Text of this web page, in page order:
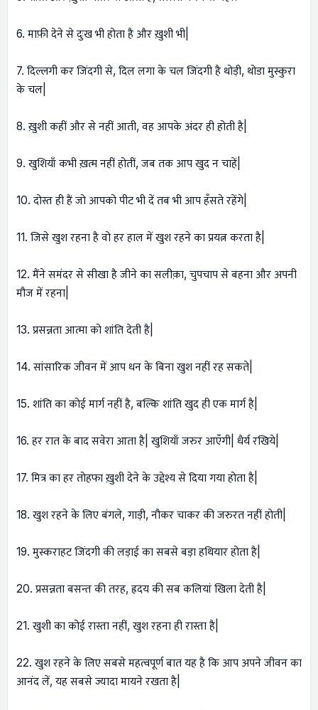
6. माफ़ी देने से दुःख भी होता है और ख़ुशी भी|
7. दिल्लगी कर जिंदगी से, दिल लगा के चल जिंदगी है थोड़ी, थोडा मुस्कुरा
के चल|
8. ख़ुशी कहीं और से नहीं आती, वह आपके अंदर ही होती है|
9. खुशियाँ कभी ख़त्म नहीं होतीं, जब तक आप खुद न चाहें|
10. दोस्त ही हैं जो आपको पीट भी दें तब भी आप हँसते रहेंगे|
11. जिसे खुश रहना है वो हर हाल में खुश रहने का प्रयत्न करता है|
12. मैंने समंदर से सीखा है जीने का सलीक़ा, चुपचाप से बहना और अपनी
मौज में रहना|
13. प्रसन्नता आत्मा को शांति देती है|
14. सांसारिक जीवन में आप धन के बिना खुश नहीं रह सकते|
15. शांति का कोई मार्ग नहीं है, बल्कि शांति खुद ही एक मार्ग है|
16. हर रात के बाद सवेरा आता है| खुशियाँ जरुर आएँगी| धैर्य रखिये|
17. मित्र का हर तोहफा ख़ुशी देने के उद्देश्य से दिया गया होता है|
18. खुश रहने के लिए बंगले, गाड़ी, नौकर चाकर की जरुरत नहीं होती|
19. मुस्कराहट जिंदगी की लड़ाई का सबसे बड़ा हथियार होता है|
20. प्रसन्नता बसन्त की तरह, ह्रदय की सब कलियां खिला देती है|
21. खुशी का कोई रास्ता नहीं, खुश रहना ही रास्ता है|
22. खुश रहने के लिए सबसे महत्वपूर्ण बात यह है कि आप अपने जीवन का
आनंद लें, यह सबसे ज्यादा मायने रखता है|